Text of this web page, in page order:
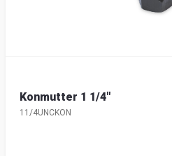
Konmutter 1 1/4"
11/4UNCKON